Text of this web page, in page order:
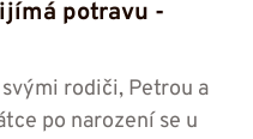
potravu -⁠⁠⁠⁠⁠⁠
rodiči, Petrou a
po narození se u